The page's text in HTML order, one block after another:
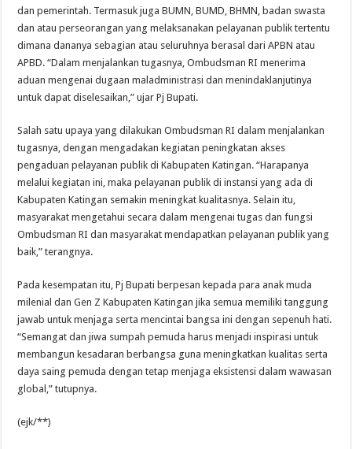
dan pemerintah. Termasuk juga BUMN, BUMD, BHMN, badan swasta
dan atau perseorangan yang melaksanakan pelayanan publik tertentu
dimana dananya sebagian atau seluruhnya berasal dari APBN atau
APBD. “Dalam menjalankan tugasnya, Ombudsman RI menerima
aduan mengenai dugaan maladministrasi dan menindaklanjutinya
untuk dapat diselesaikan,” ujar Pj Bupati.
Salah satu upaya yang dilakukan Ombudsman RI dalam menjalankan
tugasnya, dengan mengadakan kegiatan peningkatan akses
pengaduan pelayanan publik di Kabupaten Katingan. “Harapanya
melalui kegiatan ini, maka pelayanan publik di instansi yang ada di
Kabupaten Katingan semakin meningkat kualitasnya. Selain itu,
masyarakat mengetahui secara dalam mengenai tugas dan fungsi
Ombudsman RI dan masyarakat mendapatkan pelayanan publik yang
baik,” terangnya.
Pada kesempatan itu, Pj Bupati berpesan kepada para anak muda
milenial dan Gen Z Kabupaten Katingan jika semua memiliki tanggung
jawab untuk menjaga serta mencintai bangsa ini dengan sepenuh hati.
“Semangat dan jiwa sumpah pemuda harus menjadi inspirasi untuk
membangun kesadaran berbangsa guna meningkatkan kualitas serta
daya saing pemuda dengan tetap menjaga eksistensi dalam wawasan
global,” tutupnya.
(ejk/**)